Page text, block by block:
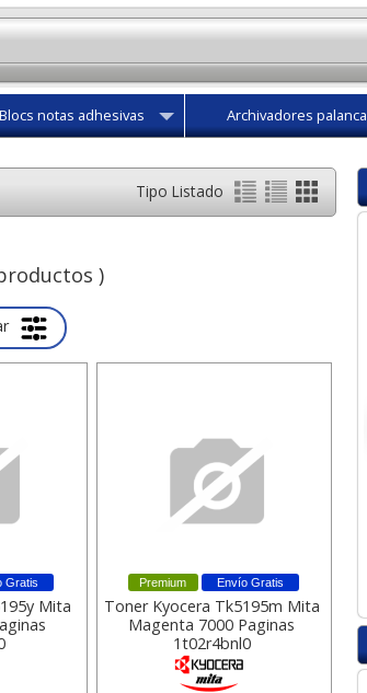
Blocs notas adhesivas Archivadores palanca
Tipo Listado
)
Gratis
Mita
Envío Gratis
Premium
Toner Kyocera Tk5195m Mita
Magenta 7000 Paginas
1t02r4bnl0